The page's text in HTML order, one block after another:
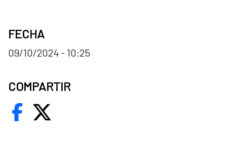
FECHA
09/10/2024 - 10:25
COMPARTIR